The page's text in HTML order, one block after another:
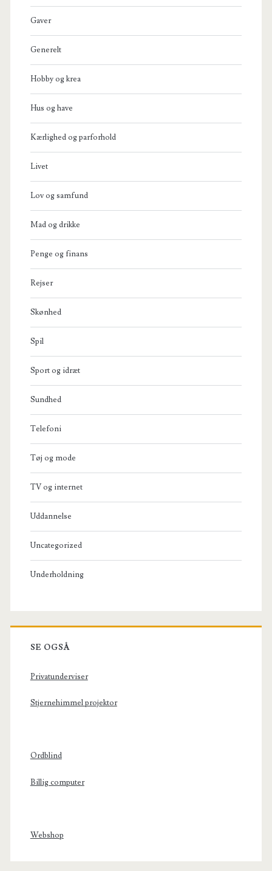
Gaver
Generelt
Hobby og krea
Hus og have
Kærlighed og parforhold
Livet
Lov og samfund
Mad og drikke
Penge og finans
Rejser
Skønhed
Spil
Sport og idræt
Sundhed
Telefoni
Tøj og mode
TV og internet
Uddannelse
Uncategorized
Underholdning
SE OGSÅ
Privatunderviser
Stjernehimmel projektor
Ordblind
Billig computer
Webshop